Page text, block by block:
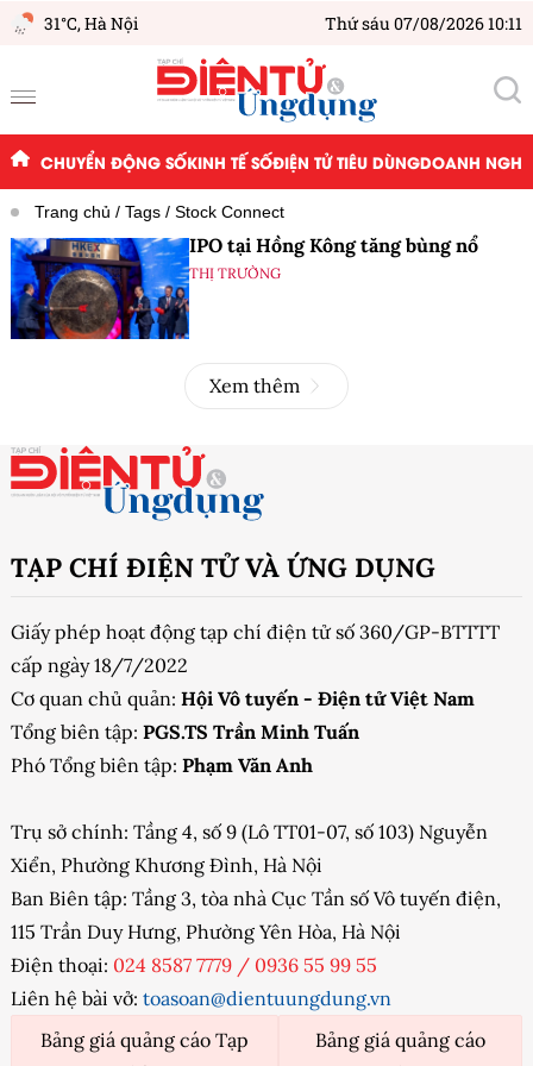
31°C,Hà Nội Thứ sáu 07/08/2026 10:11
CHUYỂN ĐỘNG SỐKINH TẾ SỐĐIỆN TỬ TIÊU DÙNGDOANH
Trang chủ Tags Stock Connect
IPO tại Hồng Kông tăng bùng nổ
THỊ TRƯỜNG
Xem thêm
TẠP CHÍ ĐIỆN TỬ VÀ ỨNG DỤNG
Giấy phép hoạt động tạp chí điện tử số 360/GP-BTTTT
cấp ngày 18/7/2022
Cơ quan chủ quản: Hội Vô tuyến - Điện tử Việt Nam
Tổng biên tập: PGS.TS Trần Minh Tuấn
Phó Tổng biên tập: Phạm Văn Anh
Trụ sở chính: Tầng 4, số 9 (Lô TT01-07, số 103) Nguyễn
Xiển, Phường Khương Đình, Hà Nội
Ban Biên tập: Tầng 3, tòa nhà Cục Tần số Vô tuyến điện,
115 Trần Duy Hưng, Phường Yên Hòa, Hà Nội
Điện thoại: 024 8587 7779 / 0936 55 99 55
Liên hệ bài vở: toasoan@dientuungdung.vn
Bảng giá quảng cáo Tạp
Bảng giá quảng cáo